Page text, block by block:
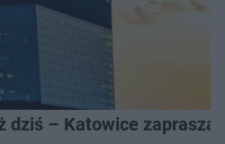
dziś – Katowice